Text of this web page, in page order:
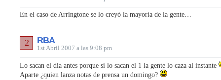
En el caso de Arringtone se lo creyó la mayoría de la gente…
RBA
1st Abril 2007 a las 9:08 pm
2
Lo sacan el dia antes porque si lo sacan el 1 la gente lo caza al instante
Aparte ¿quien lanza notas de prensa un domingo?